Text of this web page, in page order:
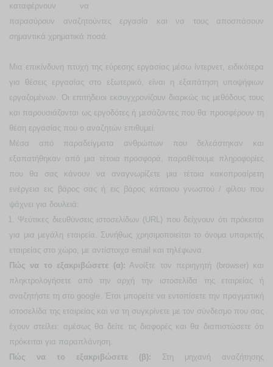
καταφέρνουν να
παρασύρουν αναζητούντες εργασία και να τους αποσπάσουν
σημαντικά χρηματικά ποσά.
Μια επικίνδυνη πτυχή της εύρεσης εργασίας μέσω ίντερνετ, ειδικότερα
για θέσεις εργασίας στο εξωτερικό, είναι η εξαπάτηση υποψήφιων
εργαζομένων. Οι επιτήδειοι εκσυγχρονίζουν διαρκώς τις μεθόδους τους
και παρουσιάζονται ως εργοδότες ή μεσάζοντες που θα προσφέρουν τη
θέση εργασίας που ο αναζητών επιθυμεί.
Μέσα από παραδείγματα ανθρώπων που δελεάστηκαν και
εξαπατήθηκαν από μια τέτοια προσφορά, παραθέτουμε πληροφορίες
που θα σας κάνουν να αναγνωρίζετε μια τέτοια κακοπροαίρετη
ενέργεια εις βάρος σας ή εις βάρος κάποιου γνωστού / φίλου που
ψάχνει για δουλειά:
Ψεύτικες διευθύνσεις ιστοσελίδων (URL) που δείχνουν ότι πρόκειται
για μια μεγάλη εταιρεία. Συνήθως χρησιμοποιείται το όνομα υπαρκτής
εταιρείας στο χώρο, με αντίστοιχα email και τηλέφωνα.
Πώς να το εξακριβώσετε (α): Ανοίξτε τον περιηγητή (browser) και
πληκτρολογήσετε από την αρχή την ιστοσελίδα της εταιρείας ή
αναζητήστε τη στο google. Έτσι μπορείτε να εντοπίσετε την πραγματική
ιστοσελίδα της εταιρείας και να τη συγκρίνετε με τον σύνδεσμο που σας
έχουν στείλει: αμέσως θα δείτε τις διαφορές και θα διαπιστώσετε ότι
πρόκειται για παραπλάνηση.
Πώς να το εξακριβώσετε (β): Στη μηχανή αναζήτησης